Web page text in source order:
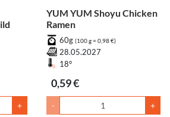
+
YUM YUM Shoyu Chicken
Ramen
60g (100 g = 0,98 €)
28.05.2027
18°
0,59 €
- +